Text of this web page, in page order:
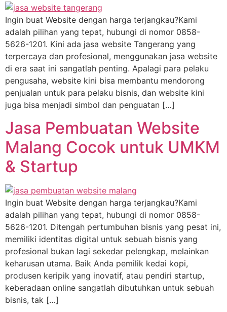
Ingin buat Website dengan harga terjangkau?Kami
adalah pilihan yang tepat, hubungi di nomor 0858-
5626-1201. Kini ada jasa website Tangerang yang
terpercaya dan profesional, menggunakan jasa website
di era saat ini sangatlah penting. Apalagi para pelaku
pengusaha, website kini bisa membantu mendorong
penjualan untuk para pelaku bisnis, dan website kini
juga bisa menjadi simbol dan penguatan […]
Jasa Pembuatan Website
Malang Cocok untuk UMKM
& Startup
Ingin buat Website dengan harga terjangkau?Kami
adalah pilihan yang tepat, hubungi di nomor 0858-
5626-1201. Ditengah pertumbuhan bisnis yang pesat ini,
memiliki identitas digital untuk sebuah bisnis yang
profesional bukan lagi sekedar pelengkap, melainkan
keharusan utama. Baik Anda pemilik kedai kopi,
produsen keripik yang inovatif, atau pendiri startup,
keberadaan online sangatlah dibutuhkan untuk sebuah
bisnis, tak […]